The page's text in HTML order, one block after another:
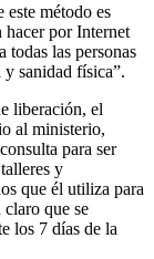
este método es
hacer por Internet
todas las personas
sanidad física”.
liberación, el
al ministerio,
para ser
y
que él utiliza para
que se
los 7 días de la